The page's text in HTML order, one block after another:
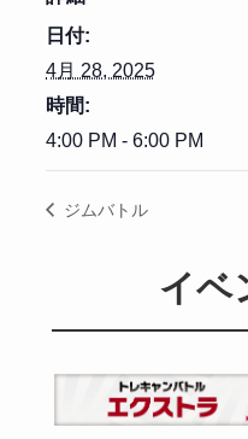
日付:
4月 28, 2025
時間:
4:00 PM - 6:00 PM
ジムバトル
イベ